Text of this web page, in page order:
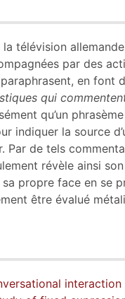
télévision
par des
en font
qui
qu’un
indiquer la source
Par de tels
révèle ainsi
propre face en se
être évalué